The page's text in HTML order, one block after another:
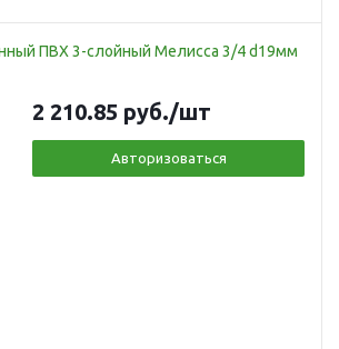
ПВХ 3-слойный Мелисса 3/4 d19мм
2 210.85 руб./шт
Авторизоваться